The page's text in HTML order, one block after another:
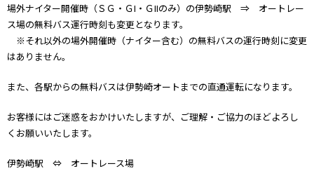
場外ナイター開催時（ＳＧ・ＧI・ＧIIのみ）の伊勢崎駅 ⇒ オートレー
ス場の無料バス運行時刻も変更となります。
※それ以外の場外開催時（ナイター含む）の無料バスの運行時刻に変更
はありません。
また、各駅からの無料バスは伊勢崎オートまでの直通運転になります。
お客様にはご迷惑をおかけいたしますが、ご理解・ご協力のほどよろし
くお願いいたします。
伊勢崎駅 ⇔ オートレース場